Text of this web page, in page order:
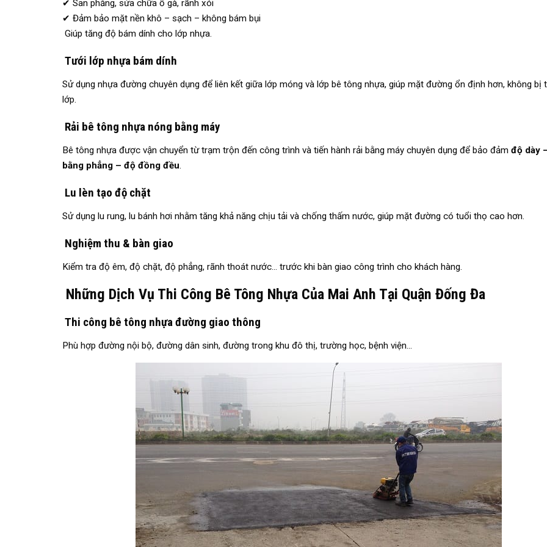
✔ San phẳng, sửa chữa ổ gà, rãnh xói
✔ Đảm bảo mặt nền khô – sạch – không bám bụi
Giúp tăng độ bám dính cho lớp nhựa.
Tưới lớp nhựa bám dính
Sử dụng nhựa đường chuyên dụng để liên kết giữa lớp móng và lớp bê tông nhựa, giúp mặt đường ổn định hơn, không bị
lớp.
Rải bê tông nhựa nóng bằng máy
Bê tông nhựa được vận chuyển từ trạm trộn đến công trình và tiến hành rải bằng máy chuyên dụng để bảo đảm độ dày
bằng phẳng – độ đồng đều.
Lu lèn tạo độ chặt
Sử dụng lu rung, lu bánh hơi nhằm tăng khả năng chịu tải và chống thấm nước, giúp mặt đường có tuổi thọ cao hơn.
Nghiệm thu & bàn giao
Kiểm tra độ êm, độ chặt, độ phẳng, rãnh thoát nước… trước khi bàn giao công trình cho khách hàng.
Những Dịch Vụ Thi Công Bê Tông Nhựa Của Mai Anh Tại Quận Đống Đa
Thi công bê tông nhựa đường giao thông
Phù hợp đường nội bộ, đường dân sinh, đường trong khu đô thị, trường học, bệnh viện…